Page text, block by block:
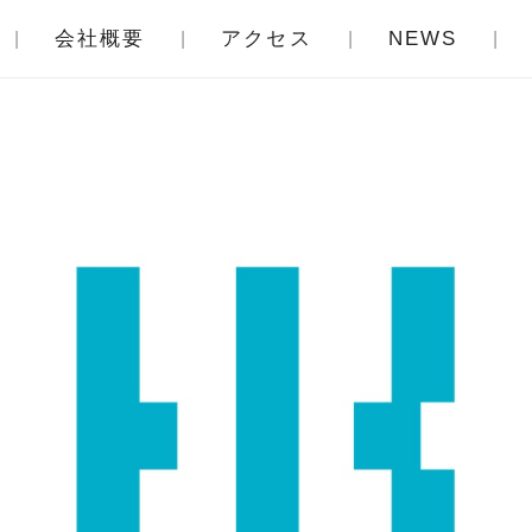
会社概要 アクセス NEWS